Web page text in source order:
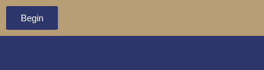
Begin